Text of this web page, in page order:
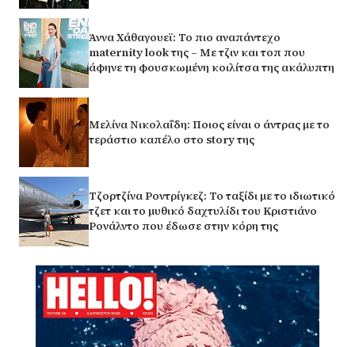
Άννα Χάθαγουεϊ: Το πιο αναπάντεχο
maternity look της – Με τζιν και τοπ που
άφηνε τη φουσκωμένη κοιλίτσα της ακάλυπτη
Μελίνα Νικολαΐδη: Ποιος είναι ο άντρας με το
τεράστιο καπέλο στο story της
Τζορτζίνα Ροντρίγκεζ: Το ταξίδι με το ιδιωτικό
τζετ και το μυθικό δαχτυλίδι του Κριστιάνο
Ρονάλντο που έδωσε στην κόρη της